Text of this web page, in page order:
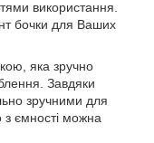
використання.
бочки для Ваших
яка зручно
Завдяки
зручними для
з ємності можна